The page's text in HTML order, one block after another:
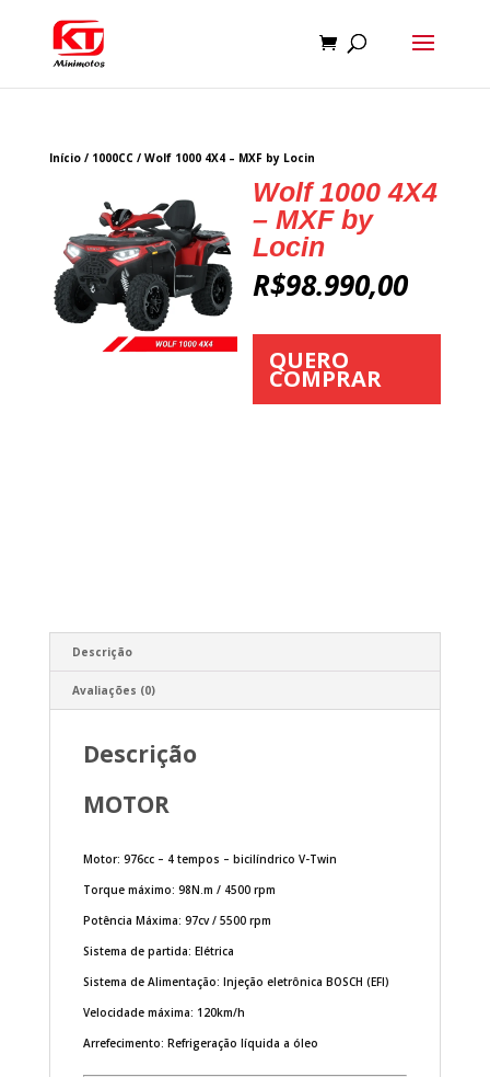
Início/ 1000CC/ Wolf 1000 4X4 – MXF by Locin
Wolf 1000 4X4
– MXF by
Locin
R$98.990,00
QUERO
COMPRAR
Descrição
Avaliações (0)
Descrição
MOTOR
Motor: 976cc – 4 tempos – bicilíndrico V-Twin
Torque máximo: 98N.m / 4500 rpm
Potência Máxima: 97cv / 5500 rpm
Sistema de partida: Elétrica
Sistema de Alimentação: Injeção eletrônica BOSCH (EFI)
Velocidade máxima: 120km/h
Arrefecimento: Refrigeração líquida a óleo